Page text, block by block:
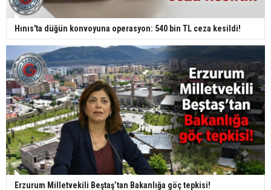
Hınıs'ta düğün konvoyuna operasyon: 540 bin TL ceza kesildi!
Erzurum Milletvekili Beştaş’tan Bakanlığa göç tepkisi!